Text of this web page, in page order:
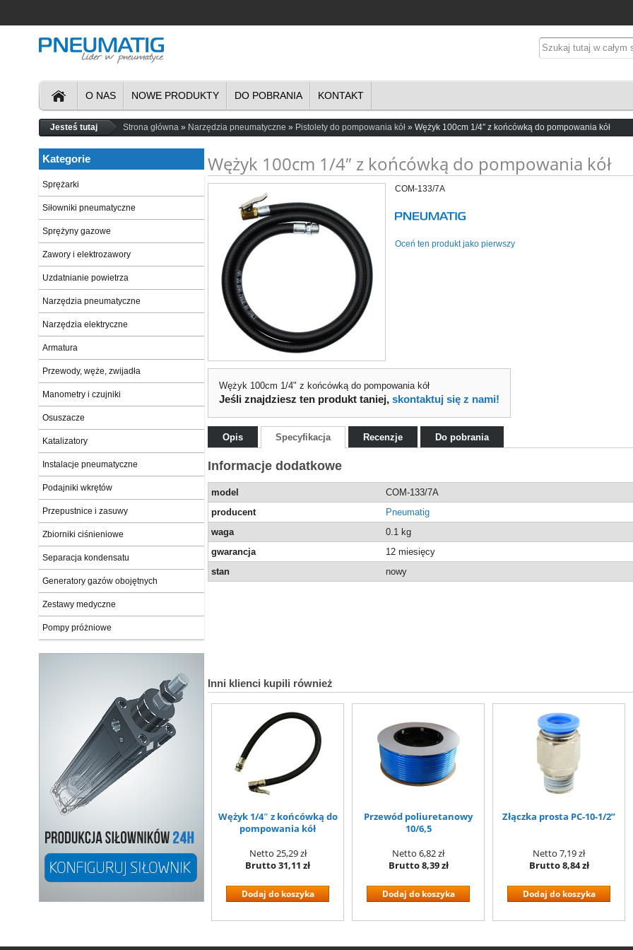
O NAS NOWE PRODUKTY DO POBRANIA KONTAKT
Jesteś tutaj Strona główna Narzędzia pneumatyczne Pistolety do pompowania kół Wężyk 100cm 1/4″ z końcówką do pompowania kół
Wężyk 100cm 1/4″ z końcówką do pompowania kół
COM-133/7A
Oceń ten produkt jako pierwszy
Wężyk 100cm 1/4" z końcówką do pompowania kół
Jeśli znajdziesz ten produkt taniej,skontaktuj się z nami!
Opis Specyfikacja Recenzje Do pobrania
Informacje dodatkowe
model
COM-133/7A
producent
Pneumatig
waga
0.1 kg
gwarancja
12 miesięcy
stan
nowy
Inni klienci kupili również
Wężyk 1/4″ z końcówką do
pompowania kół
Netto 25,29 zł
Brutto31,11 zł
Dodaj do koszyka
Przewód poliuretanowy
10/6,5
Netto 6,82 zł
Brutto8,39 zł
Dodaj do koszyka
Złączka prosta PC-10-1/2”
Netto 7,19 zł
Brutto8,84 zł
Dodaj do koszyka
Kategorie
Sprężarki
Siłowniki pneumatyczne
Sprężyny gazowe
Zawory i elektrozawory
Uzdatnianie powietrza
Narzędzia pneumatyczne
Narzędzia elektryczne
Armatura
Przewody, węże, zwijadła
Manometry i czujniki
Osuszacze
Katalizatory
Instalacje pneumatyczne
Podajniki wkrętów
Przepustnice i zasuwy
Zbiorniki ciśnieniowe
Separacja kondensatu
Generatory gazów obojętnych
Zestawy medyczne
Pompy próżniowe